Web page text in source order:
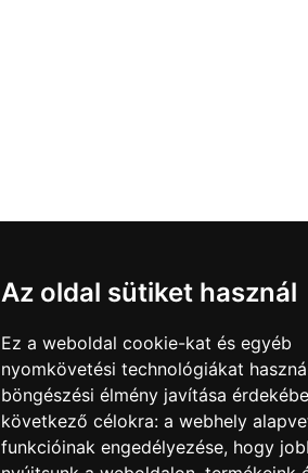
Az oldal sütiket használ
Ez a weboldal cookie-kat és egyéb
nyomkövetési technológiákat
böngészési élmény javítása
következő célokra: a webhely
funkcióinak engedélyezése, hogy